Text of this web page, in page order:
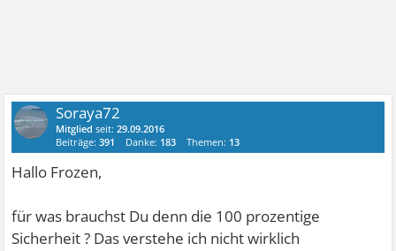
Soraya72
Mitglied seit:29.09.2016
Beiträge:391 Danke: 183 Themen: 13
Hallo Frozen,
für was brauchst Du denn die 100 prozentige
Sicherheit ? Das verstehe ich nicht wirklich